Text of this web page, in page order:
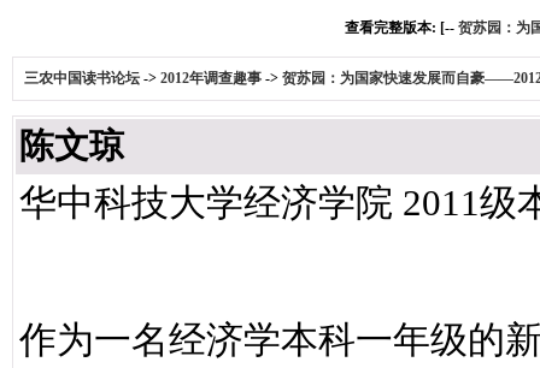
查看完整版本: [-- 贺苏园：为
三农中国读书论坛 -> 2012年调查趣事 -> 贺苏园：为国家快速发展而自豪
陈文琼
华中科技大学经济学院 2011级
作为一名经济学本科一年级的